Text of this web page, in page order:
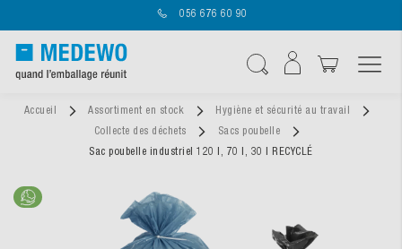
056 676 60 90
Accueil Assortiment en stock
Hygiène et sécurité au travail
Collecte des déchets
Sacs poubelle
Sac poubelle industriel 120 l, 70 l, 30 l RECYCLÉ